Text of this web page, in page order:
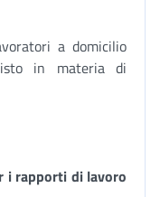
a domicilio
in materia di
i rapporti di lavoro